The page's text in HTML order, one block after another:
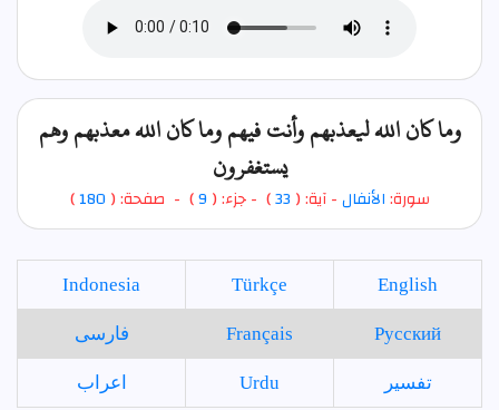
وما كان الله ليعذبهم وأنت فيهم وما كان الله معذبهم وهم
يستغفرون
سورة:الأنفال- آية: (33
) - جزء: (9) - صفحة: (180
)
English
Türkçe
Indonesia
Русский
Français فارسی
تفسير Urdu اعراب